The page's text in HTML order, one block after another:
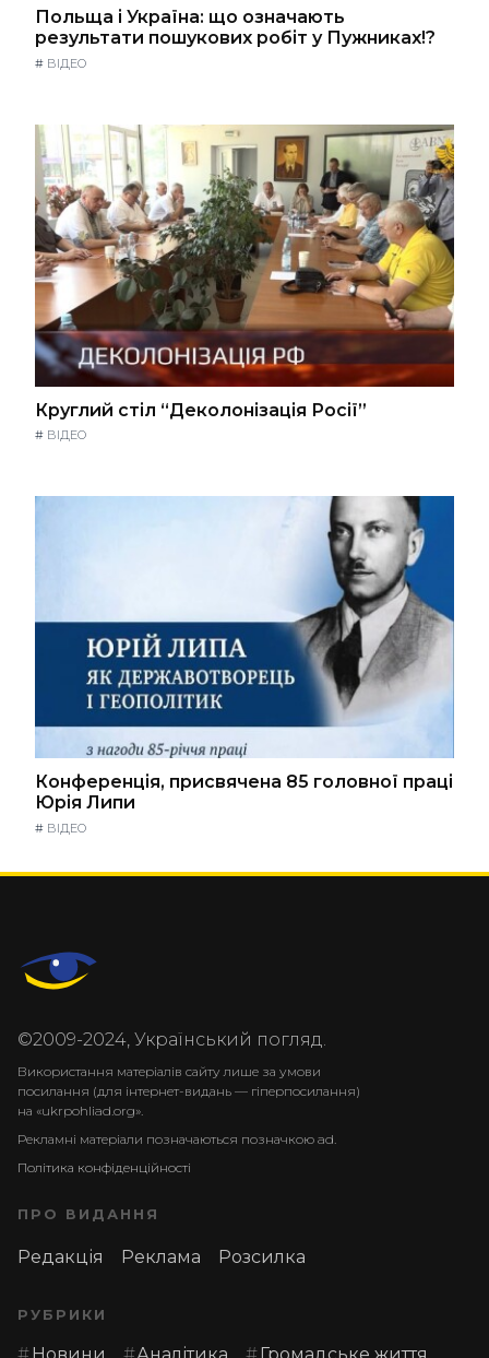
Польща і Україна: що означають
результати пошукових робіт у Пужниках!?
# ВІДЕО
Круглий стіл “Деколонізація Росії”
# ВІДЕО
Конференція, присвячена 85 головної праці
Юрія Липи
# ВІДЕО
©2009-2024, Український погляд.
Використання матеріалів сайту лише за умови
посилання (для інтернет-видань — гіперпосилання)
на «ukrpohliad.org».
Рекламні матеріали позначаються позначкою ad.
Політика конфіденційності
ПРО ВИДАННЯ
Редакція Реклама Розсилка
РУБРИКИ